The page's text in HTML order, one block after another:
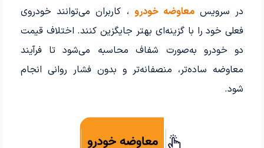
در سرویسمعاوضه خودرو ، کاربران می‌توانند خودروی
فعلی خود را با گزینه‌ای بهتر جایگزین کنند. اختلاف قیمت
دو خودرو به‌صورت شفاف محاسبه می‌شود تا فرآیند
معاوضه ساده‌تر، منصفانه‌تر و بدون فشار روانی انجام
شود.